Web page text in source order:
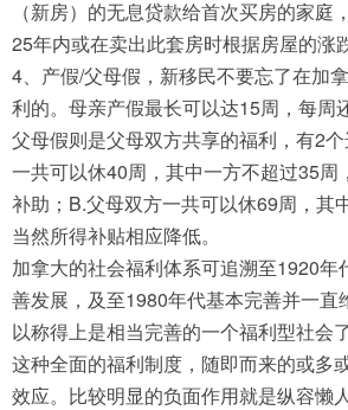
（新房）的无息贷款给首次买房的家庭
25年内或在卖出此套房时根据房屋的涨
4、产假/父母假，新移民不要忘了在加
利的。母亲产假最长可以达15周，每周
父母假则是父母双方共享的福利，有2
一共可以休40周，其中一方不超过35周
补助；B.父母双方一共可以休69周，其
当然所得补贴相应降低。
加拿大的社会福利体系可追溯至1920年
善发展，及至1980年代基本完善并一直
以称得上是相当完善的一个福利型社会了
这种全面的福利制度，随即而来的或多
效应。比较明显的负面作用就是纵容懒人